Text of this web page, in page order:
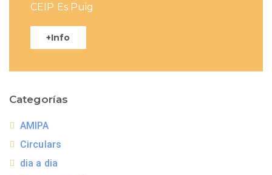
CEIP Es Puig
+Info
Categorías
AMIPA
Circulars
dia a dia